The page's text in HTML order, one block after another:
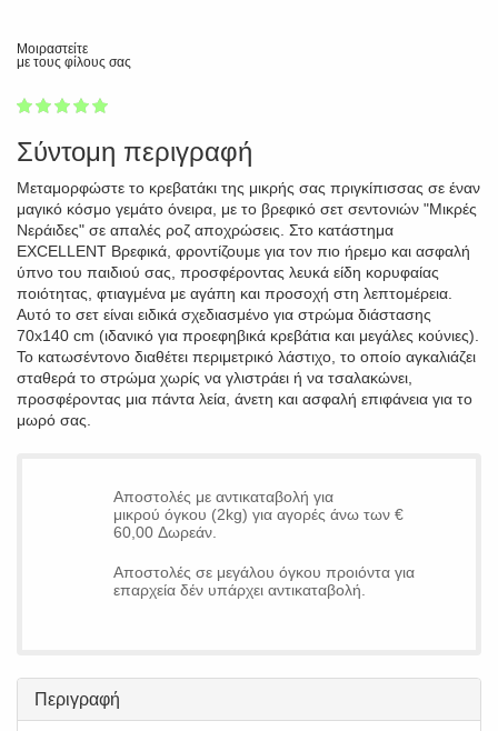
Μοιραστείτε
με τους φίλους σας
1
2
3
4
5
Σύντομη περιγραφή
Μεταμορφώστε το κρεβατάκι της μικρής σας πριγκίπισσας σε έναν
μαγικό κόσμο γεμάτο όνειρα, με το βρεφικό σετ σεντονιών "Μικρές
Νεράιδες" σε απαλές ροζ αποχρώσεις. Στο κατάστημα
EXCELLENT Βρεφικά, φροντίζουμε για τον πιο ήρεμο και ασφαλή
ύπνο του παιδιού σας, προσφέροντας λευκά είδη κορυφαίας
ποιότητας, φτιαγμένα με αγάπη και προσοχή στη λεπτομέρεια.
Αυτό το σετ είναι ειδικά σχεδιασμένο για στρώμα διάστασης
70x140 cm (ιδανικό για προεφηβικά κρεβάτια και μεγάλες κούνιες).
Το κατωσέντονο διαθέτει περιμετρικό λάστιχο, το οποίο αγκαλιάζει
σταθερά το στρώμα χωρίς να γλιστράει ή να τσαλακώνει,
προσφέροντας μια πάντα λεία, άνετη και ασφαλή επιφάνεια για το
μωρό σας.
Αποστολές με αντικαταβολή για
μικρού όγκου (2kg) για αγορές άνω των €
60,00 Δωρεάν.
Αποστολές σε μεγάλου όγκου προιόντα για
επαρχεία δέν υπάρχει αντικαταβολή.
Περιγραφή